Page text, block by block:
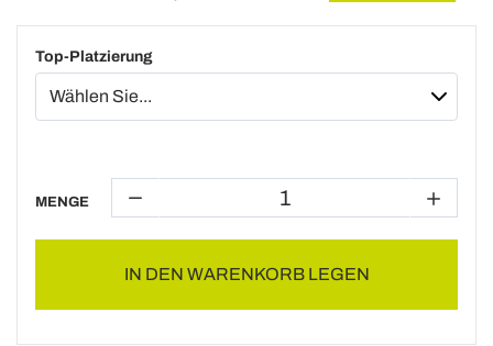
Top-Platzierung
MENGE
IN DEN WARENKORB LEGEN